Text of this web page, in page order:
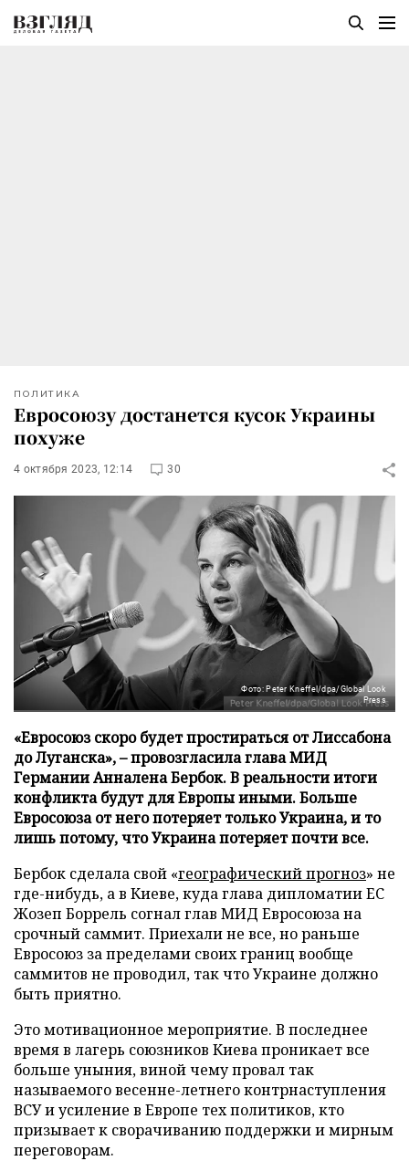
ПОЛИТИКА
Евросоюзу достанется кусок Украины
похуже
4 октября 2023, 12:14 30
Фото: Peter Kneffel/dpa/Global Look
Press
«Евросоюз скоро будет простираться от Лиссабона
до Луганска», – провозгласила глава МИД
Германии Анналена Бербок. В реальности итоги
конфликта будут для Европы иными. Больше
Евросоюза от него потеряет только Украина, и то
лишь потому, что Украина потеряет почти все.
Бербок сделала свой «географический прогноз» не
где-нибудь, а в Киеве, куда глава дипломатии ЕС
Жозеп Боррель согнал глав МИД Евросоюза на
срочный саммит. Приехали не все, но раньше
Евросоюз за пределами своих границ вообще
саммитов не проводил, так что Украине должно
быть приятно.
Это мотивационное мероприятие. В последнее
время в лагерь союзников Киева проникает все
больше уныния, виной чему провал так
называемого весенне-летнего контрнаступления
ВСУ и усиление в Европе тех политиков, кто
призывает к сворачиванию поддержки и мирным
переговорам.